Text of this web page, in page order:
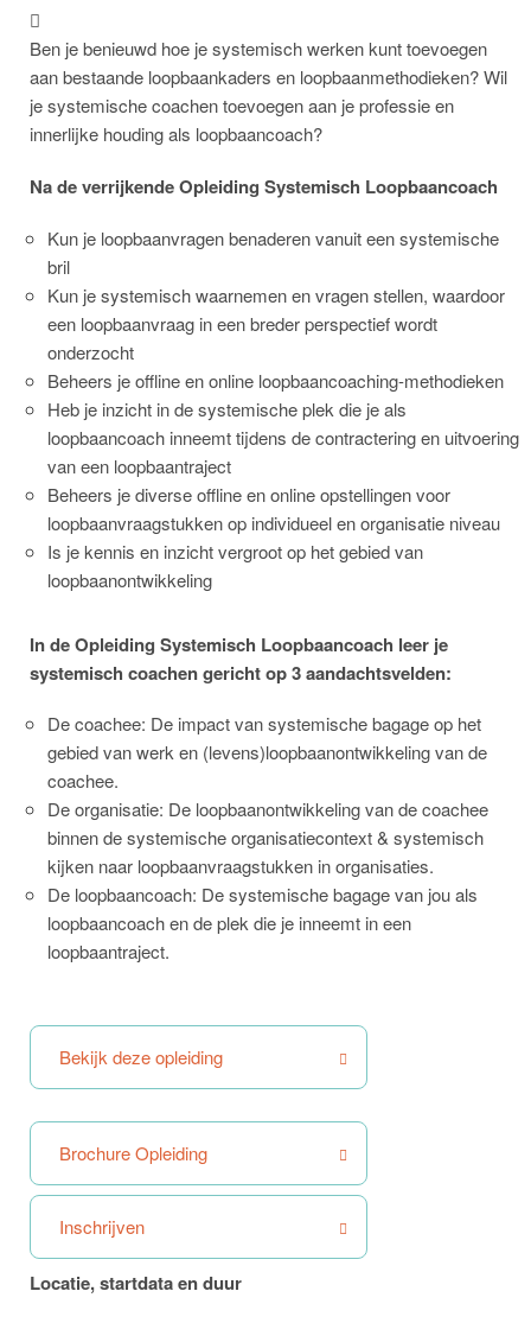
Ben je benieuwd hoe je systemisch werken kunt toevoegen
aan bestaande loopbaankaders en loopbaanmethodieken? Wil
je systemische coachen toevoegen aan je professie en
innerlijke houding als loopbaancoach?
Na de verrijkende Opleiding Systemisch Loopbaancoach
Kun je loopbaanvragen benaderen vanuit een systemische
bril
Kun je systemisch waarnemen en vragen stellen, waardoor
een loopbaanvraag in een breder perspectief wordt
onderzocht
Beheers je offline en online loopbaancoaching-methodieken
Heb je inzicht in de systemische plek die je als
loopbaancoach inneemt tijdens de contractering en uitvoering
van een loopbaantraject
Beheers je diverse offline en online opstellingen voor
loopbaanvraagstukken op individueel en organisatie niveau
Is je kennis en inzicht vergroot op het gebied van
loopbaanontwikkeling
In de Opleiding Systemisch Loopbaancoach leer je
systemisch coachen gericht op 3 aandachtsvelden:
De coachee: De impact van systemische bagage op het
gebied van werk en (levens)loopbaanontwikkeling van de
coachee.
De organisatie: De loopbaanontwikkeling van de coachee
binnen de systemische organisatiecontext & systemisch
kijken naar loopbaanvraagstukken in organisaties.
De loopbaancoach: De systemische bagage van jou als
loopbaancoach en de plek die je inneemt in een
loopbaantraject.
Bekijk deze opleiding
Brochure Opleiding
Inschrijven
Locatie, startdata en duur